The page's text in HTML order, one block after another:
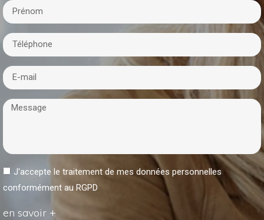
J'accepte le traitement de mes données personnelles
conformément au RGPD
en savoir +